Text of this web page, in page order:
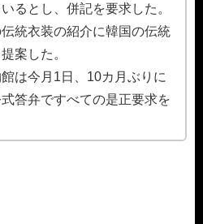
るとし、併記を要求した。
統衣装の紹介に韓国の伝統
案した。
は今月1日、10カ月ぶりに
答弁ですべての是正要求を